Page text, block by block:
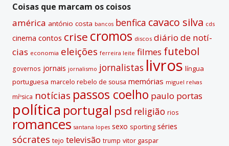
Coisas que marcam os coisos
américa antónio costa bancos benfica cavaco silva cds
cinema contos crise cromos discos diário de notí­
cias economia eleições ferreira leite filmes futebol
governos jornais jornalismo jornalistas livros lí­ngua
portuguesa marcelo rebelo de sousa memórias miguel relvas
míºsica notí­cias passos coelho paulo portas
polí­tica portugal psd religião rios
romances santana lopes sexo sporting séries
sócrates tejo televisão trump vitor gaspar